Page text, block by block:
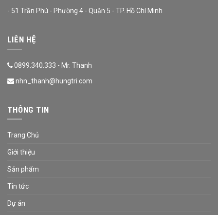
- 51 Trần Phú - Phường 4 - Quận 5 - TP. Hồ Chí Minh
LIÊN HỆ
0899.340.333 - Mr. Thanh
nhn_thanh@hungtri.com
THÔNG TIN
Trang Chủ
Giới thiệu
Sản phẩm
Tin tức
Dự án